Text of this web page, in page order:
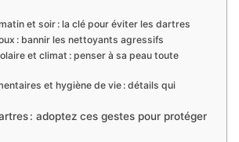
et soir : la clé pour éviter les dartres
: bannir les nettoyants agressifs
et climat : penser à sa peau toute
et hygiène de vie : détails qui
: adoptez ces gestes pour protéger